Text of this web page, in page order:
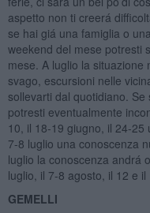
aspetto non ti creerá
se hai giá una famiglia o
weekend del mese potresti
mese. A luglio la
svago, escursioni nelle
sollevarti dal quotidiano.
potresti eventualmente
10, il 18-19 giugno, il 24-
7-8 luglio una conoscenza
luglio la conoscenza andrá
luglio, il 7-8 agosto, il 12 e
GEMELLI